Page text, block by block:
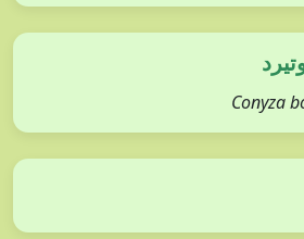
Conyza